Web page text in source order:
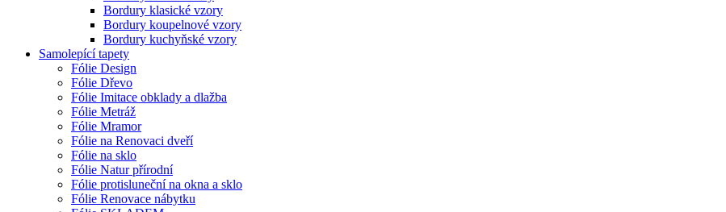
Bordury klasické vzory
Bordury koupelnové vzory
Bordury kuchyňské vzory
Samolepící tapety
Fólie Design
Fólie Dřevo
Fólie Imitace obklady a dlažba
Fólie Metráž
Fólie Mramor
Fólie na Renovaci dveří
Fólie na sklo
Fólie Natur přírodní
Fólie protisluneční na okna a sklo
Fólie Renovace nábytku